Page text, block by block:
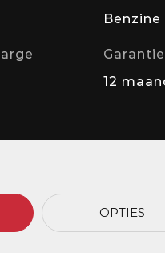
Benzine
Garantie
12
OPTIES